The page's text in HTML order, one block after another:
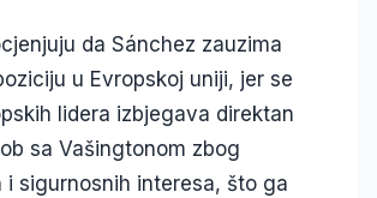
da Sánchez zauzima
u Evropskoj uniji, jer se
lidera izbjegava direktan
sa Vašingtonom zbog
i sigurnosnih interesa, što ga